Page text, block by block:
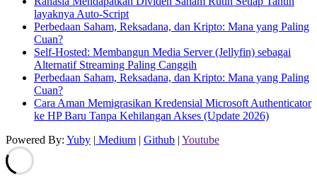
layaknya Auto-Script
Perbedaan Saham, Reksadana, dan Kripto: Mana yang Paling
Cuan?
Self-Hosted: Membangun Media Server (Jellyfin) sebagai
Alternatif Streaming Paling Canggih
Perbedaan Saham, Reksadana, dan Kripto: Mana yang Paling
Cuan?
Cara Aman Memigrasikan Kredensial Microsoft Authenticator
ke HP Baru Tanpa Kehilangan Akses (Update 2026)
Powered By: Yuby | Medium | Github | Youtube